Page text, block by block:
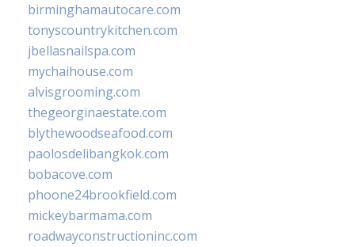
birminghamautocare.com
tonyscountrykitchen.com
jbellasnailspa.com
mychaihouse.com
alvisgrooming.com
thegeorginaestate.com
blythewoodseafood.com
paolosdelibangkok.com
bobacove.com
phoone24brookfield.com
mickeybarmama.com
roadwayconstructioninc.com